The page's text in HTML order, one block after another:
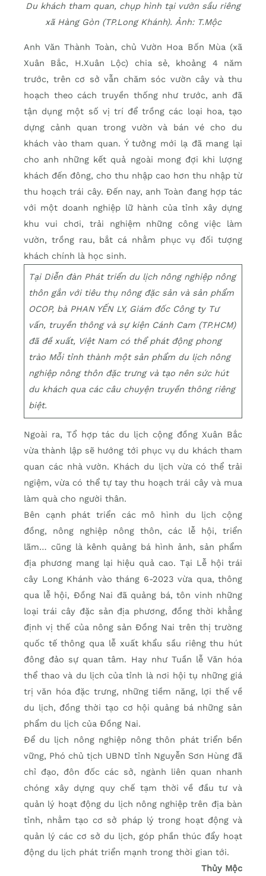
Du khách tham quan, chụp hình tại vườn sầu riêng
xã Hàng Gòn (TP.Long Khánh). Ảnh: T.Mộc
Anh Văn Thành Toàn, chủ Vườn Hoa Bốn Mùa (xã
Xuân Bắc, H.Xuân Lộc) chia sẻ, khoảng 4 năm
trước, trên cơ sở vẫn chăm sóc vườn cây và thu
hoạch theo cách truyền thống như trước, anh đã
tận dụng một số vị trí để trồng các loại hoa, tạo
dựng cảnh quan trong vườn và bán vé cho du
khách vào tham quan. Ý tưởng mới lạ đã mang lại
cho anh những kết quả ngoài mong đợi khi lượng
khách đến đông, cho thu nhập cao hơn thu nhập từ
thu hoạch trái cây. Đến nay, anh Toàn đang hợp tác
với một doanh nghiệp lữ hành của tỉnh xây dựng
khu vui chơi, trải nghiệm những công việc làm
vườn, trồng rau, bắt cá nhằm phục vụ đối tượng
khách chính là học sinh.
Tại Diễn đàn Phát triển du lịch nông nghiệp nông
thôn gắn với tiêu thụ nông đặc sản và sản phẩm
OCOP, bà PHAN YẾN LY, Giám đốc Công ty Tư
vấn, truyền thông và sự kiện Cánh Cam (TP.HCM)
đã đề xuất, Việt Nam có thể phát động phong
trào Mỗi tỉnh thành một sản phẩm du lịch nông
nghiệp nông thôn đặc trưng và tạo nên sức hút
du khách qua các câu chuyện truyền thông riêng
biệt.
Ngoài ra, Tổ hợp tác du lịch cộng đồng Xuân Bắc
vừa thành lập sẽ hướng tới phục vụ du khách tham
quan các nhà vườn. Khách du lịch vừa có thể trải
ngiệm, vừa có thể tự tay thu hoạch trái cây và mua
làm quà cho người thân.
Bên cạnh phát triển các mô hình du lịch cộng
đồng, nông nghiệp nông thôn, các lễ hội, triển
lãm… cũng là kênh quảng bá hình ảnh, sản phẩm
địa phương mang lại hiệu quả cao. Tại Lễ hội trái
cây Long Khánh vào tháng 6-2023 vừa qua, thông
qua lễ hội, Đồng Nai đã quảng bá, tôn vinh những
loại trái cây đặc sản địa phương, đồng thời khẳng
định vị thế của nông sản Đồng Nai trên thị trường
quốc tế thông qua lễ xuất khẩu sầu riêng thu hút
đông đảo sự quan tâm. Hay như Tuần lễ Văn hóa
thể thao và du lịch của tỉnh là nơi hội tụ những giá
trị văn hóa đặc trưng, những tiềm năng, lợi thế về
du lịch, đồng thời tạo cơ hội quảng bá những sản
phẩm du lịch của Đồng Nai.
Để du lịch nông nghiệp nông thôn phát triển bền
vững, Phó chủ tịch UBND tỉnh Nguyễn Sơn Hùng đã
chỉ đạo, đôn đốc các sở, ngành liên quan nhanh
chóng xây dựng quy chế tạm thời về đầu tư và
quản lý hoạt động du lịch nông nghiệp trên địa bàn
tỉnh, nhằm tạo cơ sở pháp lý trong hoạt động và
quản lý các cơ sở du lịch, góp phần thúc đẩy hoạt
động du lịch phát triển mạnh trong thời gian tới.
Thủy Mộc